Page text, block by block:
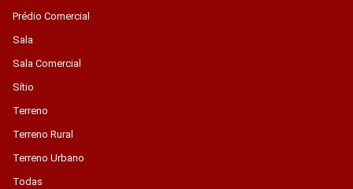
Prédio Comercial
Sala
Sala Comercial
Sítio
Terreno
Terreno Rural
Terreno Urbano
Todas